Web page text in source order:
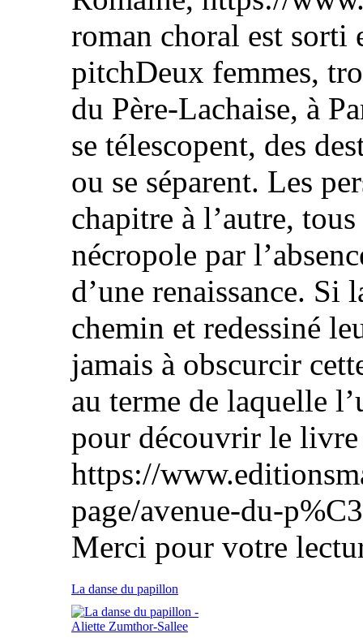
roman choral est
pitchDeux femmes,
du Père-Lachaise, à
se télescopent, des
ou se séparent. Les
chapitre à l’autre,
nécropole par
d’une renaissance.
chemin et redessiné
jamais à obscurcir
au terme de laquelle
pour découvrir le
https://
page/avenue-du-
Merci pour votre
La danse du papillon